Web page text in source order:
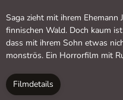
Saga zieht mit ihrem Ehemann
finnischen Wald. Doch kaum
dass mit ihrem Sohn etwas
monströs. Ein Horrorfilm mit
Filmdetails